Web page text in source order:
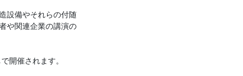
設備やそれらの付随
や関連企業の講演の
開催されます。